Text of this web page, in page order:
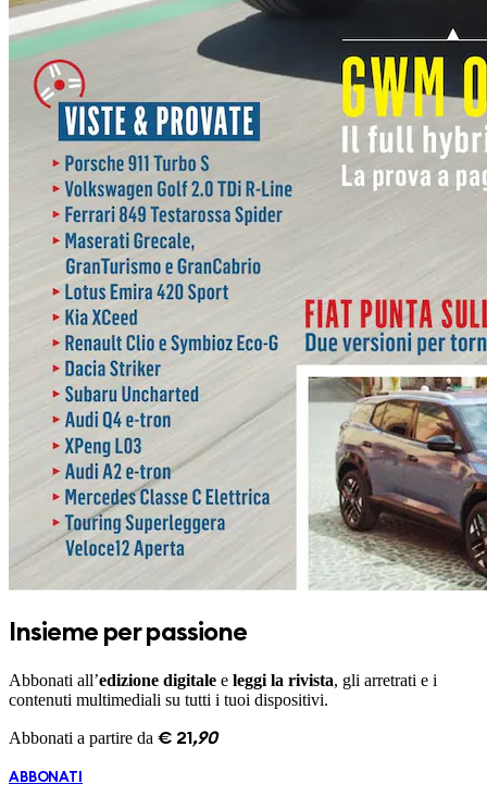
Insieme per passione
Abbonati all’edizione digitale e leggi la rivista, gli arretrati e i
contenuti multimediali su tutti i tuoi dispositivi.
Abbonati a partire da € 21 ,90
ABBONATI